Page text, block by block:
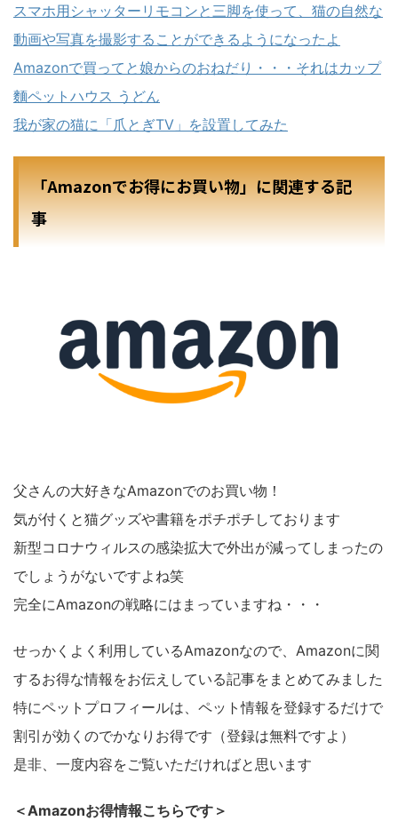
スマホ用シャッターリモコンと三脚を使って、猫の自然な
動画や写真を撮影することができるようになったよ
Amazonで買ってと娘からのおねだり・・・それはカップ
麵ペットハウス うどん
我が家の猫に「爪とぎTV」を設置してみた
「Amazonでお得にお買い物」に関連する記
事
父さんの大好きなAmazonでのお買い物！
気が付くと猫グッズや書籍をポチポチしております
新型コロナウィルスの感染拡大で外出が減ってしまったの
でしょうがないですよね笑
完全にAmazonの戦略にはまっていますね・・・
せっかくよく利用しているAmazonなので、Amazonに関
するお得な情報をお伝えしている記事をまとめてみました
特にペットプロフィールは、ペット情報を登録するだけで
割引が効くのでかなりお得です（登録は無料ですよ）
是非、一度内容をご覧いただければと思います
＜Amazonお得情報こちらです＞